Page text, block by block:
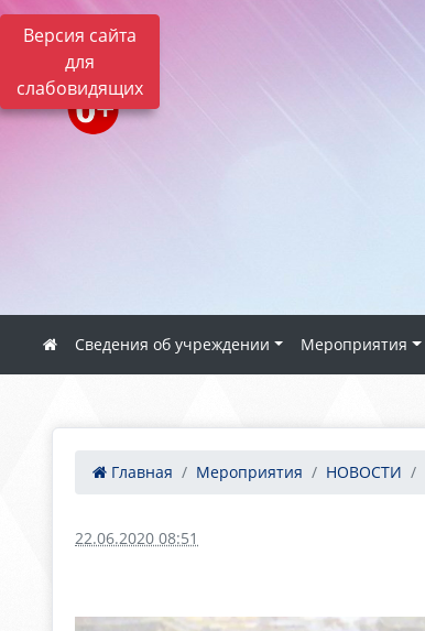
Версия сайта
для
слабовидящих
Сведения об учреждении Мероприятия
Главная Мероприятия НОВОСТИ
22.06.2020 08:51